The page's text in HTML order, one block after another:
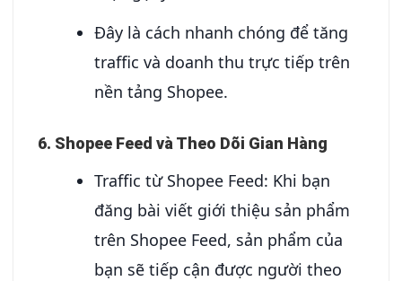
Đây là cách nhanh chóng để tăng
traffic và doanh thu trực tiếp trên
nền tảng Shopee.
6. Shopee Feed và Theo Dõi Gian Hàng
Traffic từ Shopee Feed: Khi bạn
đăng bài viết giới thiệu sản phẩm
trên Shopee Feed, sản phẩm của
bạn sẽ tiếp cận được người theo